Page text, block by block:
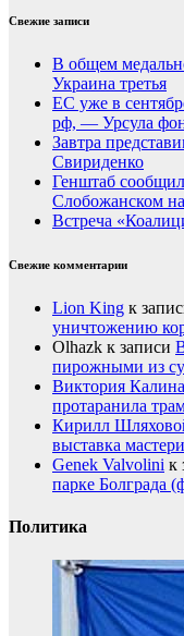
Свежие записи
В общем
Украина третья
ЕС уже в
рф, — Урсула
Завтра
Свириденко
Генштаб
Слобожанском
Встреча
Свежие комментарии
Lion King к
уничтожению
Olhazk к записи
пирожными из
Виктория Калина
протаранила
Кирилл
выставка
Genek Valvolini к
парке Болграда
Политика